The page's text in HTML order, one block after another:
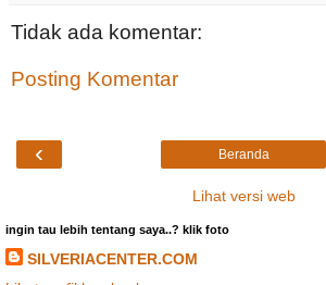
Tidak ada komentar:
Posting Komentar
‹ Beranda
Lihat versi web
ingin tau lebih tentang saya..? klik foto
SILVERIACENTER.COM